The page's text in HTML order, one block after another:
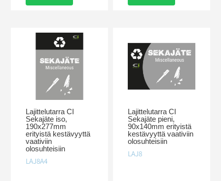
Lajittelutarra CI
Sekajäte iso,
190x277mm
erityistä kestävyyttä
vaativiin
olosuhteisiin
LAJ8A4
Lajittelutarra CI
Sekajäte pieni,
90x140mm erityistä
kestävyyttä vaativiin
olosuhteisiin
LAJ8